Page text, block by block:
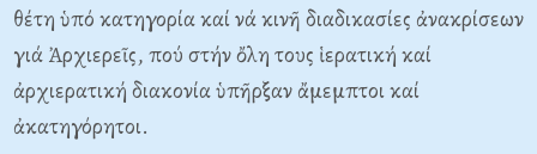
θέτη ὑπό κατηγορία καί νά κινῆ διαδικασίες ἀνακρίσεων
γιά Ἀρχιερεῖς, πού στήν ὄλη τους ἱερατική καί
ἀρχιερατική διακονία ὑπῆρξαν ἄμεμπτοι καί
ἀκατηγόρητοι.